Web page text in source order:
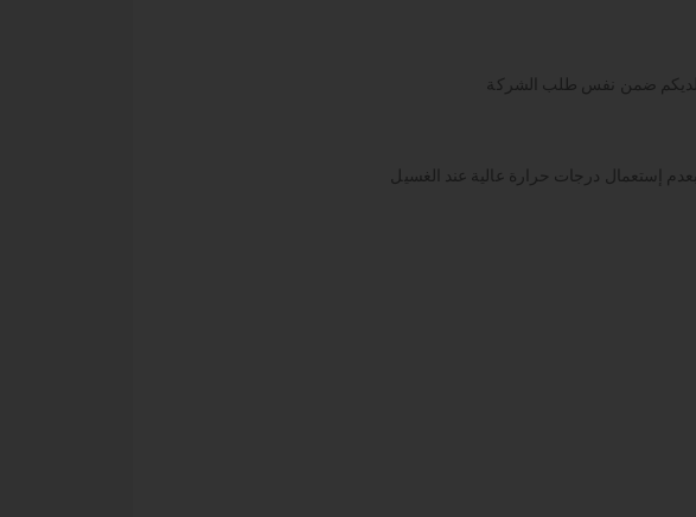
لديكم ضمن نفس طلب الشركة
بعدم إستعمال درجات حرارة عالية عند الغسيل